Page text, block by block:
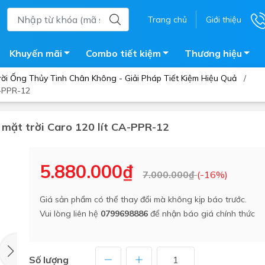
Trang chủ Giới thiệu
nước nóng điện
âm tường
Bồn nước
Bồn bảo ôn
Bồn nhựa tự hoại
Máy bơm tăng áp
Vật tư
Khuyến mãi Combo tiết kiệm Thương hiệu
Ống Thủy Tinh Chân Không - Giải Pháp Tiết Kiệm Hiệu Quả
/
12
trời Caro 120 lít CA-PPR-12
5.880.000₫ 7.000.000₫(-16%)
Giá sản phẩm có thể thay đổi mà không kịp báo trước.
Vui lòng liên hệ 0799698886 để nhận báo giá chính thức
Số lượng